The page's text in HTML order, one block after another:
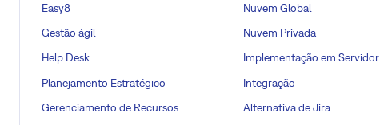
Easy8
Gestão ágil
Help Desk
Planejamento Estratégico
Gerenciamento de Recursos
Nuvem Global
Nuvem Privada
Implementação em Servidor
Integração
Alternativa de Jira